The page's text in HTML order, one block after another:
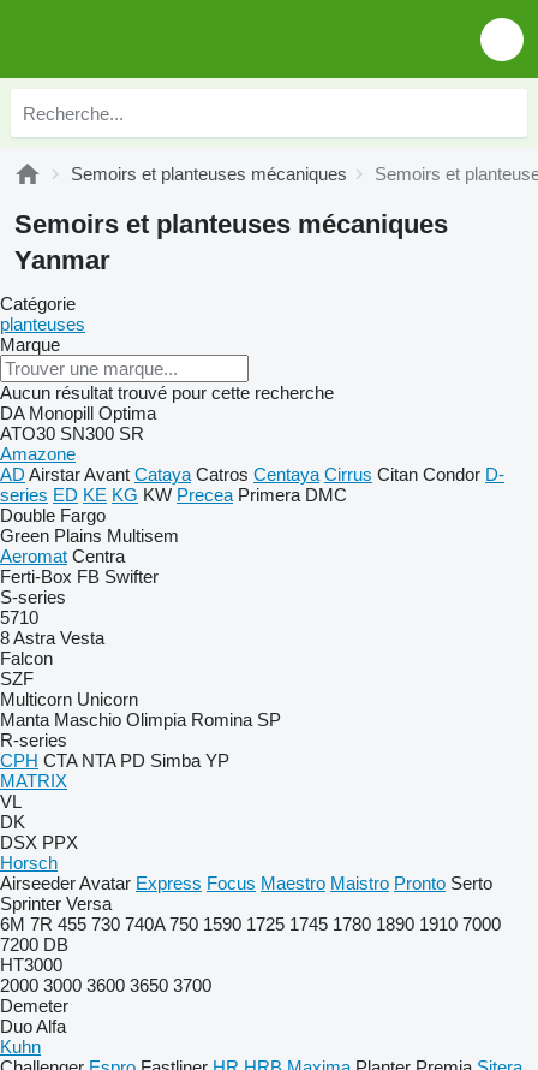
Semoirs et planteuses mécaniques Semoirs et
Semoirs et planteuses mécaniques
Yanmar
Catégorie
planteuses
Marque
Aucun résultat trouvé pour cette recherche
DA Monopill Optima
ATO30 SN300 SR
Amazone
AD AirstarAvant Cataya Catros Centaya Cirrus Citan Condor D-
series ED KE KG KW Precea Primera DMC
Double Fargo
Green Plains Multisem
Aeromat Centra
Ferti-Box FB Swifter
S-series
5710
8Astra Vesta
Falcon
SZF
Multicorn Unicorn
Manta Maschio Olimpia Romina SP
R-series
CPH CTA NTA PD Simba YP
MATRIX
VL
DK
DSX PPX
Horsch
AirseederAvatar Express Focus Maestro Maistro Pronto Serto
Sprinter Versa
6M 7R 455 730 740A 750 1590 1725 1745 1780 1890 1910 7000
7200 DB
HT3000
2000 3000 3600 3650 3700
Demeter
Duo Alfa
Kuhn